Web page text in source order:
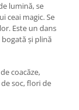
lumină, se
ceai magic. Se
Este un dans
și plină
coacăze,
soc, flori de